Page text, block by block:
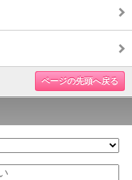
ページの先頭へ戻る